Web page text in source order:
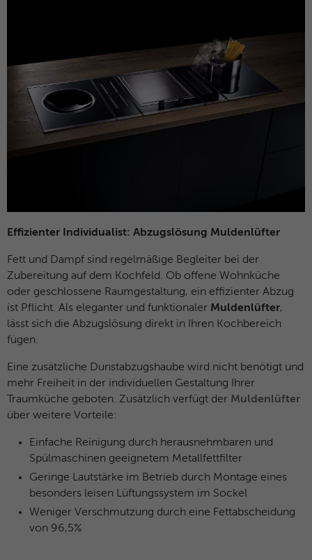
Effizienter Individualist: Abzugslösung Muldenlüfter
Fett und Dampf sind regelmäßige Begleiter bei der
Zubereitung auf dem Kochfeld. Ob offene Wohnküche
oder geschlossene Raumgestaltung, ein effizienter Abzug
ist Pflicht. Als eleganter und funktionaler Muldenlüfter,
lässt sich die Abzugslösung direkt in Ihren Kochbereich
fügen.
Eine zusätzliche Dunstabzugshaube wird nicht benötigt und
mehr Freiheit in der individuellen Gestaltung Ihrer
Traumküche geboten. Zusätzlich verfügt der Muldenlüfter
über weitere Vorteile:
Einfache Reinigung durch herausnehmbaren und
Spülmaschinen geeignetem Metallfettfilter
Geringe Lautstärke im Betrieb durch Montage eines
besonders leisen Lüftungssystem im Sockel
Weniger Verschmutzung durch eine Fettabscheidung
von 96,5%